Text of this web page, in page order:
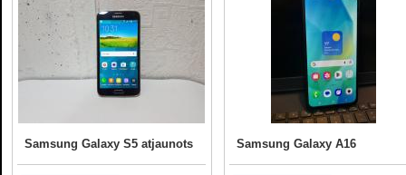
Samsung Galaxy S5 atjaunots Samsung Galaxy A16